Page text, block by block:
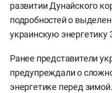
развитии Дунайского
подробностей о
украинскую энергетику
Ранее представители
предупреждали о
энергетике перед